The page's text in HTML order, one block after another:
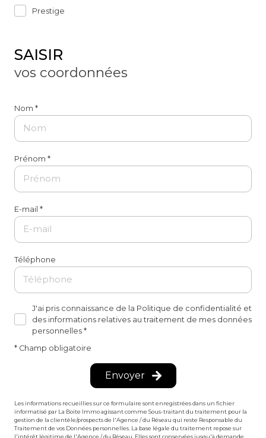
Prestige
SAISIR
vos coordonnées
Nom *
Prénom *
E-mail *
Téléphone
J'ai pris connaissance de la Politique de confidentialité et
des informations relatives au traitement de mes données
personnelles *
* Champ obligatoire
Envoyer
Les informations recueillies sur ce formulaire sont enregistrées dans un fichier
informatisé par La Boite Immo agissant comme Sous-traitant du traitement pour la
gestion de la clientèle/prospects de l'Agence / du Réseau qui reste Responsable du
Traitement de vos Données personnelles. La base légale du traitement repose sur